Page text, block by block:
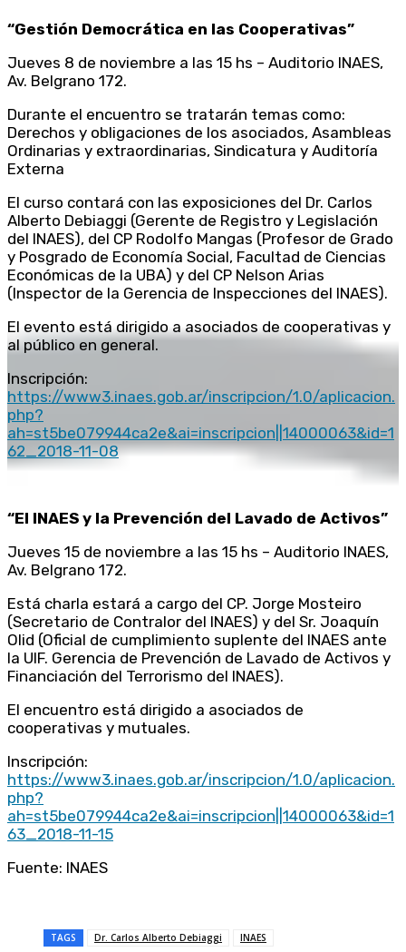
“Gestión Democrática en las Cooperativas”
Jueves 8 de noviembre a las 15 hs – Auditorio INAES,
Av. Belgrano 172.
Durante el encuentro se tratarán temas como:
Derechos y obligaciones de los asociados, Asambleas
Ordinarias y extraordinarias, Sindicatura y Auditoría
Externa
El curso contará con las exposiciones del Dr. Carlos
Alberto Debiaggi (Gerente de Registro y Legislación
del INAES), del CP Rodolfo Mangas (Profesor de Grado
y Posgrado de Economía Social, Facultad de Ciencias
Económicas de la UBA) y del CP Nelson Arias
(Inspector de la Gerencia de Inspecciones del INAES).
El evento está dirigido a asociados de cooperativas y
al público en general.
Inscripción:
https://www3.inaes.gob.ar/inscripcion/1.0/aplicacion.
php?
ah=st5be079944ca2e&ai=inscripcion||14000063&id=1
62_2018-11-08
“El INAES y la Prevención del Lavado de Activos”
Jueves 15 de noviembre a las 15 hs – Auditorio INAES,
Av. Belgrano 172.
Está charla estará a cargo del CP. Jorge Mosteiro
(Secretario de Contralor del INAES) y del Sr. Joaquín
Olid (Oficial de cumplimiento suplente del INAES ante
la UIF. Gerencia de Prevención de Lavado de Activos y
Financiación del Terrorismo del INAES).
El encuentro está dirigido a asociados de
cooperativas y mutuales.
Inscripción:
https://www3.inaes.gob.ar/inscripcion/1.0/aplicacion.
php?
ah=st5be079944ca2e&ai=inscripcion||14000063&id=1
63_2018-11-15
Fuente: INAES
TAGS Dr. Carlos Alberto Debiaggi INAES